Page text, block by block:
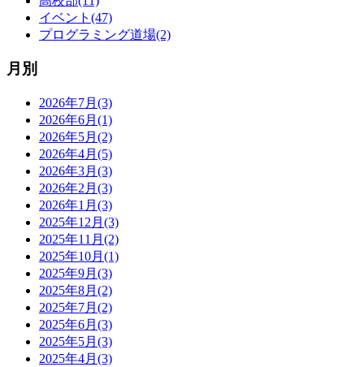
イベント(47)
プログラミング道場(2)
月別
2026年7月(3)
2026年6月(1)
2026年5月(2)
2026年4月(5)
2026年3月(3)
2026年2月(3)
2026年1月(3)
2025年12月(3)
2025年11月(2)
2025年10月(1)
2025年9月(3)
2025年8月(2)
2025年7月(2)
2025年6月(3)
2025年5月(3)
2025年4月(3)